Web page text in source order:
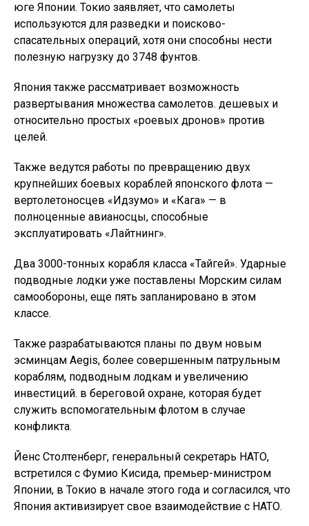
юге Японии. Токио заявляет, что самолеты
используются для разведки и поисково-
спасательных операций, хотя они способны нести
полезную нагрузку до 3748 фунтов.
Япония также рассматривает возможность
развертывания множества самолетов. дешевых и
относительно простых «роевых дронов» против
целей.
Также ведутся работы по превращению двух
крупнейших боевых кораблей японского флота —
вертолетоносцев «Идзумо» и «Кага» — в
полноценные авианосцы, способные
эксплуатировать «Лайтнинг».
Два 3000-тонных корабля класса «Тайгей». Ударные
подводные лодки уже поставлены Морским силам
самообороны, еще пять запланировано в этом
классе.
Также разрабатываются планы по двум новым
эсминцам Aegis, более совершенным патрульным
кораблям, подводным лодкам и увеличению
инвестиций. в береговой охране, которая будет
служить вспомогательным флотом в случае
конфликта.
Йенс Столтенберг, генеральный секретарь НАТО,
встретился с Фумио Кисида, премьер-министром
Японии, в Токио в начале этого года и согласился, что
Япония активизирует свое взаимодействие с НАТО.